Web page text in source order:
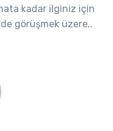
kadar ilginiz için
görüşmek üzere..